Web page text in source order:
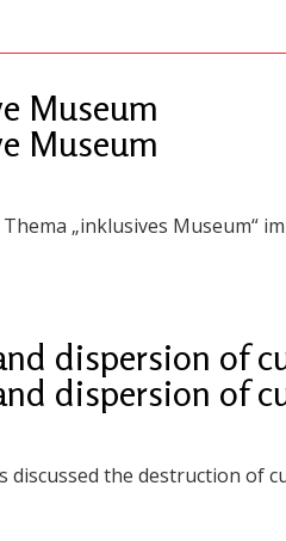
Museum
Museum
„inklusives Museum“
dispersion of
dispersion of
discussed the destruction